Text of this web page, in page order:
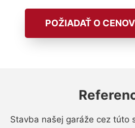
POŽIADAŤ O
Stavba našej garáže cez túto